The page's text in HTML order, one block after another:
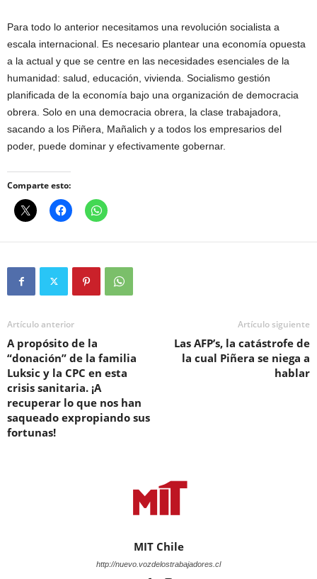
Para todo lo anterior necesitamos una revolución socialista a
escala internacional. Es necesario plantear una economía opuesta
a la actual y que se centre en las necesidades esenciales de la
humanidad: salud, educación, vivienda. Socialismo gestión
planificada de la economía bajo una organización de democracia
obrera. Solo en una democracia obrera, la clase trabajadora,
sacando a los Piñera, Mañalich y a todos los empresarios del
poder, puede dominar y efectivamente gobernar.
Comparte esto:
Artículo anterior
A propósito de la
“donación” de la familia
Luksic y la CPC en esta
crisis sanitaria. ¡A
recuperar lo que nos han
saqueado expropiando sus
fortunas!
Artículo siguiente
Las AFP’s, la catástrofe de
la cual Piñera se niega a
hablar
MIT Chile
http://nuevo.vozdelostrabajadores.cl